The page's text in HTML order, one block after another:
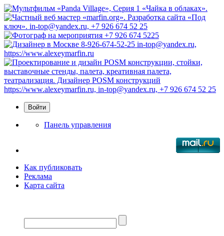
Панель управления
Как публиковать
Реклама
Карта сайта